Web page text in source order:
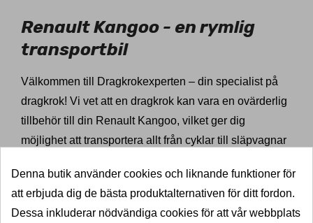
Renault Kangoo - en rymlig
transportbil
Välkommen till Dragkrokexperten – din specialist på
dragkrok! Vi vet att en dragkrok kan vara en ovärderlig
tillbehör till din Renault Kangoo, vilket ger dig
möjlighet att transportera allt från cyklar till släpvagnar
Renault Kangoo är en rymlig och praktisk transportbil
med imponerande lastkapacitet och smidig
Denna butik använder cookies och liknande funktioner för
att erbjuda dig de bästa produktalternativen för ditt fordon.
Dessa inkluderar nödvändiga cookies för att vår webbplats